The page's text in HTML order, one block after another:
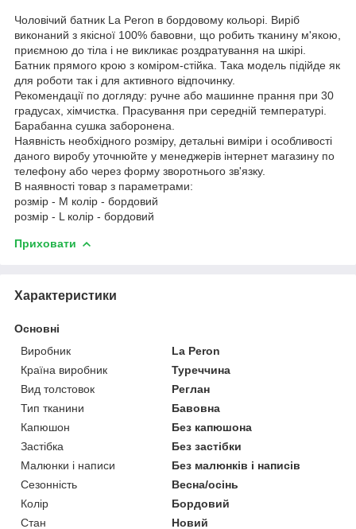
Чоловічий батник La Peron в бордовому кольорі. Виріб
виконаний з якісної 100% бавовни, що робить тканину м'якою,
приємною до тіла і не викликає роздратування на шкірі.
Батник прямого крою з коміром-стійка. Така модель підійде як
для роботи так і для активного відпочинку.
Рекомендації по догляду: ручне або машинне прання при 30
градусах, хімчистка. Прасування при середній температурі.
Барабанна сушка заборонена.
Наявність необхідного розміру, детальні виміри і особливості
даного виробу уточнюйте у менеджерів інтернет магазину по
телефону або через форму зворотнього зв'язку.
В наявності товар з параметрами:
розмір - M колір - бордовий
розмір - L колір - бордовий
Приховати
Характеристики
Основні
Виробник
La Peron
Країна виробник
Туреччина
Вид толстовок
Реглан
Тип тканини
Бавовна
Капюшон
Без капюшона
Застібка
Без застібки
Малюнки і написи
Без малюнків і написів
Сезонність
Весна/осінь
Колір
Бордовий
Стан
Новий